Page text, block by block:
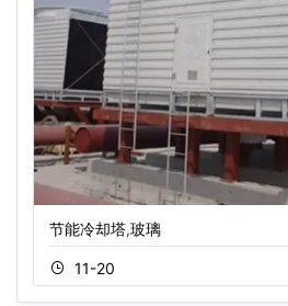
节能冷却塔,玻璃
11-20